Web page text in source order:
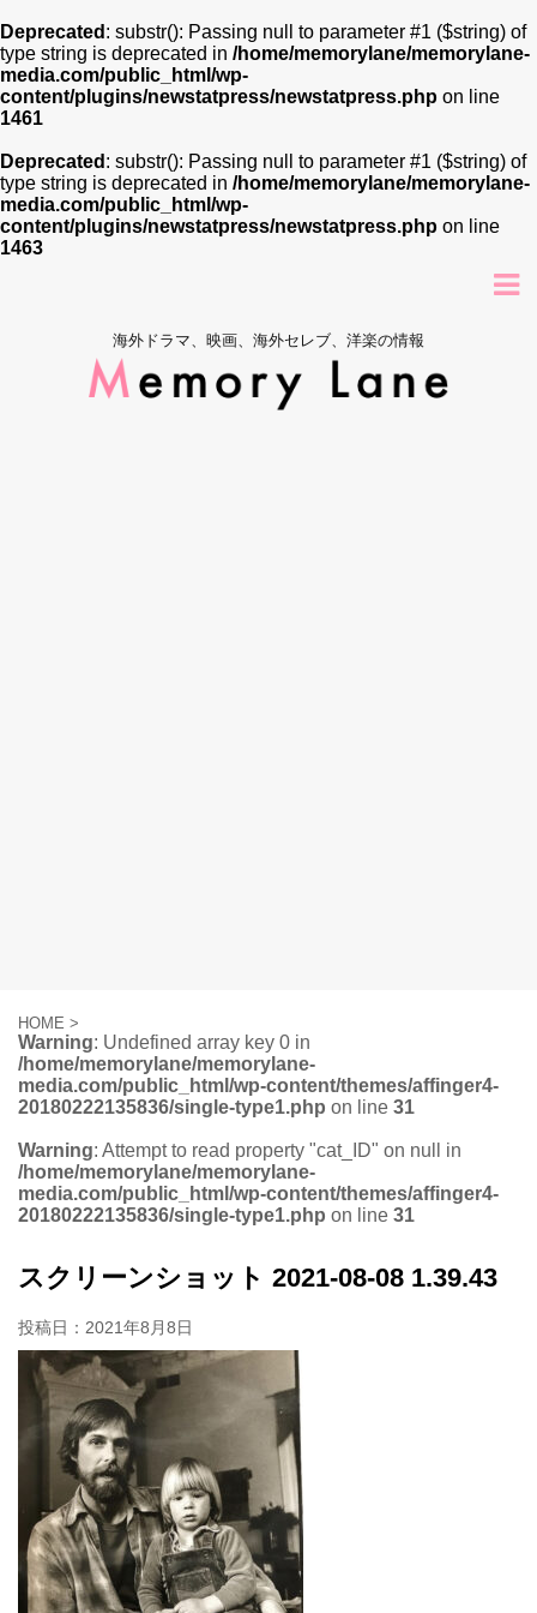
Deprecated : substr(): Passing null to parameter #1 ($string) of
type string is deprecated in /home/memorylane/memorylane-
media.com/public_html/wp-
content/plugins/newstatpress/newstatpress.php on line
1461
Deprecated : substr(): Passing null to parameter #1 ($string) of
type string is deprecated in /home/memorylane/memorylane-
media.com/public_html/wp-
content/plugins/newstatpress/newstatpress.php on line
1463
海外ドラマ、映画、海外セレブ、洋楽の情報
HOME >
Warning: Undefined array key 0 in
/home/memorylane/memorylane-
media.com/public_html/wp-content/themes/affinger4-
20180222135836/single-type1.php on line 31
Warning: Attempt to read property "cat_ID" on null in
/home/memorylane/memorylane-
media.com/public_html/wp-content/themes/affinger4-
20180222135836/single-type1.php on line 31
スクリーンショット 2021-08-08 1.39.43
投稿日： 2021年8月8日